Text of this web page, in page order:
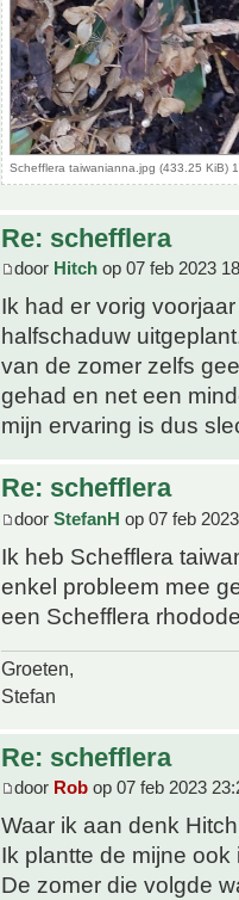
Schefflera taiwanianna.jpg (433.25 KiB)
Re: schefflera
door Hitch op 07 feb 2023
Ik had er vorig
halfschaduw
van de zomer zelfs
gehad en net een
mijn ervaring is dus
Re: schefflera
door StefanH op 07 feb
Ik heb Schefflera
enkel probleem mee
een Schefflera
Groeten,
Stefan
Re: schefflera
door Rob op 07 feb 2023
Waar ik aan denk
Ik plantte de mijne
De zomer die volgde